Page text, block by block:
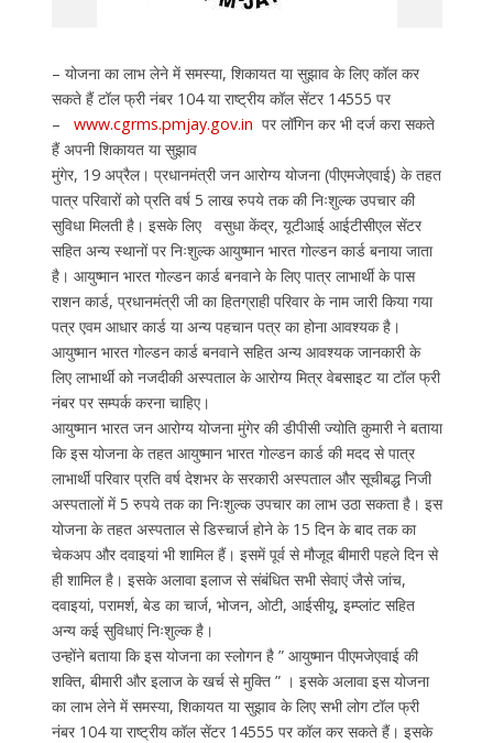
– योजना का लाभ लेने में समस्या, शिकायत या सुझाव के लिए कॉल कर
सकते हैं टॉल फ्री नंबर 104 या राष्ट्रीय कॉल सेंटर 14555 पर
– www.cgrms.pmjay.gov.in पर लॉगिन कर भी दर्ज करा सकते
हैं अपनी शिकायत या सुझाव
मुंगेर, 19 अप्रैल। प्रधानमंत्री जन आरोग्य योजना (पीएमजेएवाई) के तहत
पात्र परिवारों को प्रति वर्ष 5 लाख रुपये तक की निःशुल्क उपचार की
सुविधा मिलती है। इसके लिए वसुधा केंद्र, यूटीआई आईटीसीएल सेंटर
सहित अन्य स्थानों पर निःशुल्क आयुष्मान भारत गोल्डन कार्ड बनाया जाता
है। आयुष्मान भारत गोल्डन कार्ड बनवाने के लिए पात्र लाभार्थी के पास
राशन कार्ड, प्रधानमंत्री जी का हितग्राही परिवार के नाम जारी किया गया
पत्र एवम आधार कार्ड या अन्य पहचान पत्र का होना आवश्यक है।
आयुष्मान भारत गोल्डन कार्ड बनवाने सहित अन्य आवश्यक जानकारी के
लिए लाभार्थी को नजदीकी अस्पताल के आरोग्य मित्र वेबसाइट या टॉल फ्री
नंबर पर सम्पर्क करना चाहिए।
आयुष्मान भारत जन आरोग्य योजना मुंगेर की डीपीसी ज्योति कुमारी ने बताया
कि इस योजना के तहत आयुष्मान भारत गोल्डन कार्ड की मदद से पात्र
लाभार्थी परिवार प्रति वर्ष देशभर के सरकारी अस्पताल और सूचीबद्ध निजी
अस्पतालों में 5 रुपये तक का निःशुल्क उपचार का लाभ उठा सकता है। इस
योजना के तहत अस्पताल से डिस्चार्ज होने के 15 दिन के बाद तक का
चेकअप और दवाइयां भी शामिल हैं। इसमें पूर्व से मौजूद बीमारी पहले दिन से
ही शामिल है। इसके अलावा इलाज से संबंधित सभी सेवाएं जैसे जांच,
दवाइयां, परामर्श, बेड का चार्ज, भोजन, ओटी, आईसीयू, इम्प्लांट सहित
अन्य कई सुविधाएं निःशुल्क है।
उन्होंने बताया कि इस योजना का स्लोगन है ” आयुष्मान पीएमजेएवाई की
शक्ति, बीमारी और इलाज के खर्च से मुक्ति ” । इसके अलावा इस योजना
का लाभ लेने में समस्या, शिकायत या सुझाव के लिए सभी लोग टॉल फ्री
नंबर 104 या राष्ट्रीय कॉल सेंटर 14555 पर कॉल कर सकते हैं। इसके